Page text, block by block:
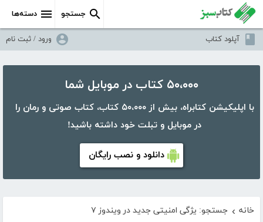
دسته‌ها جستجو
آپلود کتاب ورود / ثبت نام
۵۰،۰۰۰ کتاب در موبایل شما
با اپلیکیشن کتابراه، بیش از ۵۰،۰۰۰ کتاب، کتاب صوتی و رمان را
در موبایل و تبلت خود داشته باشید!
دانلود و نصب رایگان
خانه › جستجو: یژگی امنیتی جدید در ویندوز ۷